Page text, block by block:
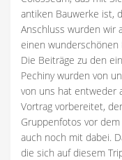
antiken Bauwerke ist,
Anschluss wurden wir
einen wunderschönen
Die Beiträge zu den
Pechiny wurden von
von uns hat entweder
Vortrag vorbereitet,
Gruppenfotos vor
auch noch mit dabei.
die sich auf diesem